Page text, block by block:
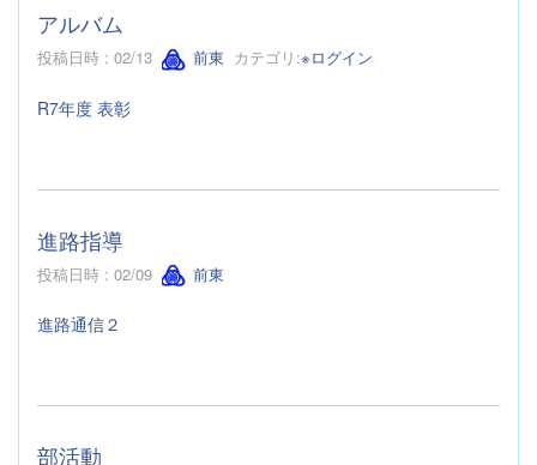
アルバム
投稿日時 : 02/13 前東 カテゴリ:※ログイン
R7年度 表彰
進路指導
投稿日時 : 02/09 前東
進路通信２
部活動